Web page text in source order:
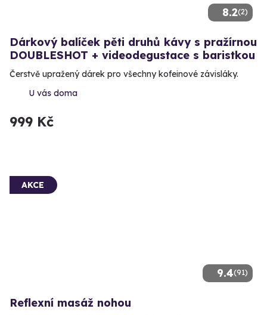
8.2(2)
Dárkový balíček pěti druhů kávy s pražírnou
DOUBLESHOT + videodegustace s baristkou
Čerstvě upražený dárek pro všechny kofeinové závisláky.
U vás doma
999 Kč
9.4(91)
AKCE
Reflexní masáž nohou